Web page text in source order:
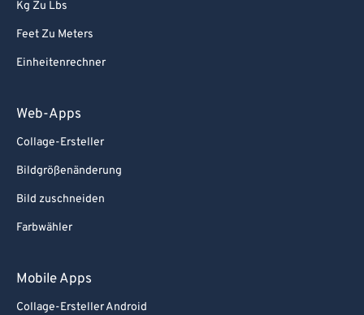
Kg Zu Lbs
Feet Zu Meters
Einheitenrechner
Web-Apps
Collage-Ersteller
Bildgrößenänderung
Bild zuschneiden
Farbwähler
Mobile Apps
Collage-Ersteller Android